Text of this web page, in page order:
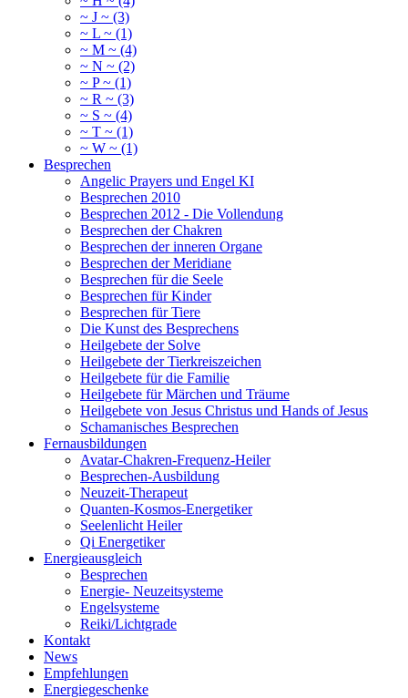
~ J ~ (3)
~ L ~ (1)
~ M ~ (4)
~ N ~ (2)
~ P ~ (1)
~ R ~ (3)
~ S ~ (4)
~ T ~ (1)
~ W ~ (1)
Besprechen
Angelic Prayers und Engel KI
Besprechen 2010
Besprechen 2012 - Die Vollendung
Besprechen der Chakren
Besprechen der inneren Organe
Besprechen der Meridiane
Besprechen für die Seele
Besprechen für Kinder
Besprechen für Tiere
Die Kunst des Besprechens
Heilgebete der Solve
Heilgebete der Tierkreiszeichen
Heilgebete für die Familie
Heilgebete für Märchen und Träume
Heilgebete von Jesus Christus und Hands of Jesus
Schamanisches Besprechen
Fernausbildungen
Avatar-Chakren-Frequenz-Heiler
Besprechen-Ausbildung
Neuzeit-Therapeut
Quanten-Kosmos-Energetiker
Seelenlicht Heiler
Qi Energetiker
Energieausgleich
Besprechen
Energie- Neuzeitsysteme
Engelsysteme
Reiki/Lichtgrade
Kontakt
News
Empfehlungen
Energiegeschenke